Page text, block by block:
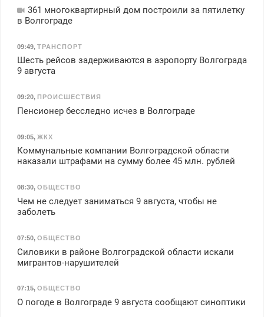
361 многоквартирный дом построили за пятилетку
в Волгограде
09:49, ТРАНСПОРТ
Шесть рейсов задерживаются в аэропорту Волгограда
9 августа
09:20, ПРОИСШЕСТВИЯ
Пенсионер бесследно исчез в Волгограде
09:05, ЖКХ
Коммунальные компании Волгоградской области
наказали штрафами на сумму более 45 млн. рублей
08:30, ОБЩЕСТВО
Чем не следует заниматься 9 августа, чтобы не
заболеть
07:50, ОБЩЕСТВО
Силовики в районе Волгоградской области искали
мигрантов-нарушителей
07:15, ОБЩЕСТВО
О погоде в Волгограде 9 августа сообщают синоптики